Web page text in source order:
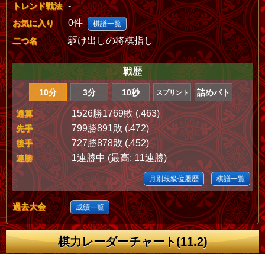
トレンド戦法 -
お気に入り 0件 棋譜一覧
二つ名 駆け出しの将棋指し
戦歴
10分 3分 10秒 スプリント 詰めバト
通算 1526勝1769敗 (.463)
先手 799勝891敗 (.472)
後手 727勝878敗 (.452)
連勝 1連勝中 (最高: 11連勝)
月別段級位履歴 棋譜一覧
過去大会 成績一覧
棋力レーダーチャート(11.2)